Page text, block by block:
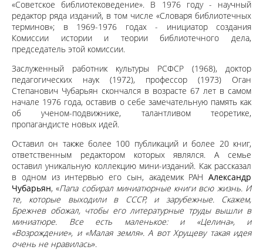
«Советское библиотековедение». В 1976 году - научный
редактор ряда изданий, в том числе «Словаря библиотечных
терминов»; в 1969-1976 годах - инициатор создания
Комиссии истории и теории библиотечного дела,
председатель этой комиссии.
Заслуженный работник культуры РСФСР (1968), доктор
педагогических наук (1972), профессор (1973) Оган
Степанович Чубарьян скончался в возрасте 67 лет в самом
начале 1976 года, оставив о себе замечательную память как
об ученом-подвижнике, талантливом теоретике,
пропагандисте новых идей.
Оставил он также более 100 публикаций и более 20 книг,
ответственным редактором которых являлся. А семье
оставил уникальную коллекцию мини-изданий. Как рассказал
в одном из интервью его сын, академик РАН Александр
Чубарьян, «Папа собирал миниатюрные книги всю жизнь. И
те, которые выходили в СССР, и зарубежные. Скажем,
Брежнев обожал, чтобы его литературные труды вышли в
миниатюре. Все есть маленькое: и «Целина», и
«Возрождение», и «Малая земля». А вот Хрущеву такая идея
очень не нравилась».